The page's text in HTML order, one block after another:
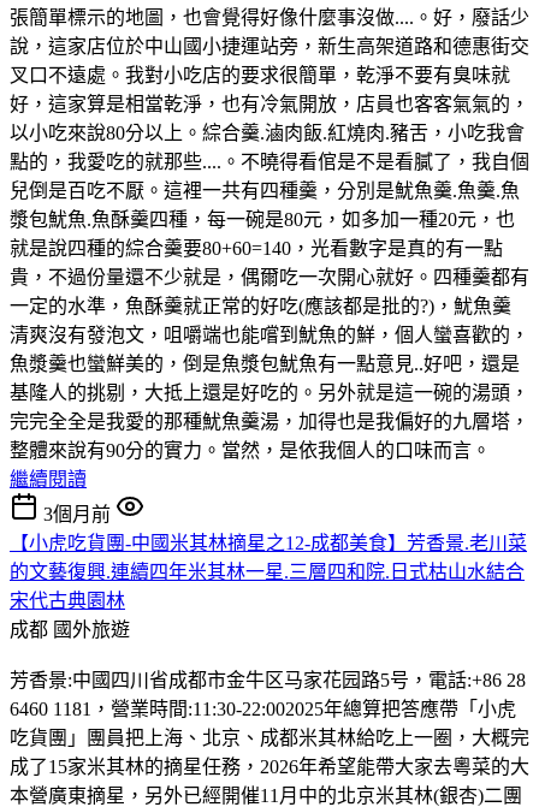
張簡單標示的地圖，也會覺得好像什麼事沒做....。好，廢話少
說，這家店位於中山國小捷運站旁，新生高架道路和德惠街交
叉口不遠處。我對小吃店的要求很簡單，乾淨不要有臭味就
好，這家算是相當乾淨，也有冷氣開放，店員也客客氣氣的，
以小吃來說80分以上。綜合羹.滷肉飯.紅燒肉.豬舌，小吃我會
點的，我愛吃的就那些....。不曉得看倌是不是看膩了，我自個
兒倒是百吃不厭。這裡一共有四種羹，分別是魷魚羹.魚羹.魚
漿包魷魚.魚酥羹四種，每一碗是80元，如多加一種20元，也
就是說四種的綜合羹要80+60=140，光看數字是真的有一點
貴，不過份量還不少就是，偶爾吃一次開心就好。四種羹都有
一定的水準，魚酥羹就正常的好吃(應該都是批的?)，魷魚羹
清爽沒有發泡文，咀嚼端也能嚐到魷魚的鮮，個人蠻喜歡的，
魚漿羹也蠻鮮美的，倒是魚漿包魷魚有一點意見..好吧，還是
基隆人的挑剔，大抵上還是好吃的。另外就是這一碗的湯頭，
完完全全是我愛的那種魷魚羹湯，加得也是我偏好的九層塔，
整體來說有90分的實力。當然，是依我個人的口味而言。
繼續閱讀
3個月前
【小虎吃貨團-中國米其林摘星之12-成都美食】芳香景.老川菜
的文藝復興.連續四年米其林一星.三層四和院.日式枯山水結合
宋代古典園林
成都 國外旅遊
芳香景:中國四川省成都市金牛区马家花园路5号，電話:+86 28
6460 1181，營業時間:11:30-22:002025年總算把答應帶「小虎
吃貨團」團員把上海、北京、成都米其林給吃上一圈，大概完
成了15家米其林的摘星任務，2026年希望能帶大家去粵菜的大
本營廣東摘星，另外已經開催11月中的北京米其林(銀杏)二團